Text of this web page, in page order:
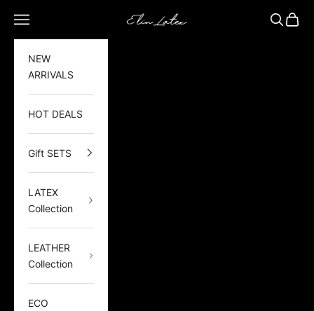
Elin Latex
Navigationsmenü öffnen Suche
NEW
ARRIVALS
HOT DEALS
Gift SETS
LATEX
Collection
LEATHER
Collection
ECO